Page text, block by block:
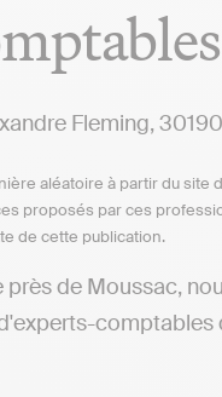
Fleming,
aléatoire à partir du site
proposés par ces
de cette publication.
de Moussac,
comptables